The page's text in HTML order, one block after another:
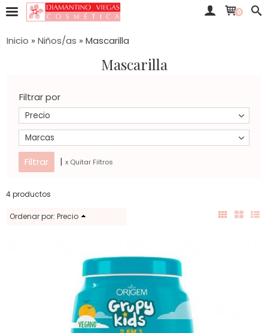
0
Inicio » Niños/as » Mascarilla
Mascarilla
Filtrar por
Precio
Marcas
| x Quitar Filtros
4 productos
Ordenar por: Precio